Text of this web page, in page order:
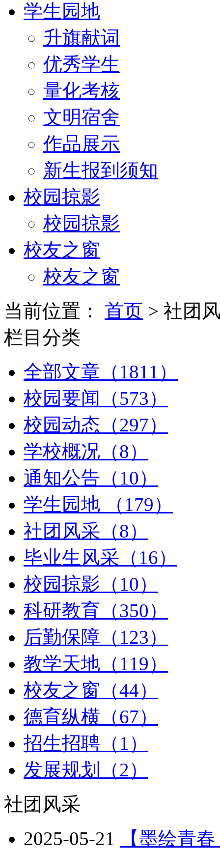
学生园地
升旗献词
优秀学生
量化考核
文明宿舍
作品展示
新生报到须知
校园掠影
校园掠影
校友之窗
校友之窗
当前位置： 首页 > 社团
栏目分类
全部文章（1811）
校园要闻（573）
校园动态（297）
学校概况（8）
通知公告（10）
学生园地 （179）
社团风采（8）
毕业生风采（16）
校园掠影（10）
科研教育（350）
后勤保障（123）
教学天地（119）
校友之窗（44）
德育纵横（67）
招生招聘（1）
发展规划（2）
社团风采
2025-05-21
【墨绘青